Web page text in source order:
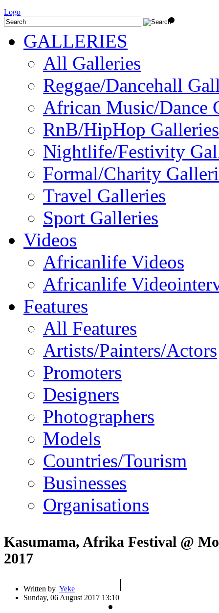
Logo
GALLERIES
All Galleries
Reggae/Dancehall
African Music/Dance
RnB/HipHop Galleries
Nightlife/Festivity
Formal/Charity
Travel Galleries
Sport Galleries
Videos
Africanlife Videos
Africanlife
Features
All Features
Artists/Painters/Actors
Promoters
Designers
Photographers
Models
Countries/Tourism
Businesses
Organisations
Kasumama, Afrika Festival @
2017
Written by Yeke
Sunday, 06 August 2017 13:10
|